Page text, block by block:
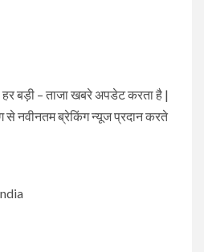
बड़ी – ताजा खबरे अपडेट करता है |
से नवीनतम ब्रेकिंग न्यूज प्रदान करते